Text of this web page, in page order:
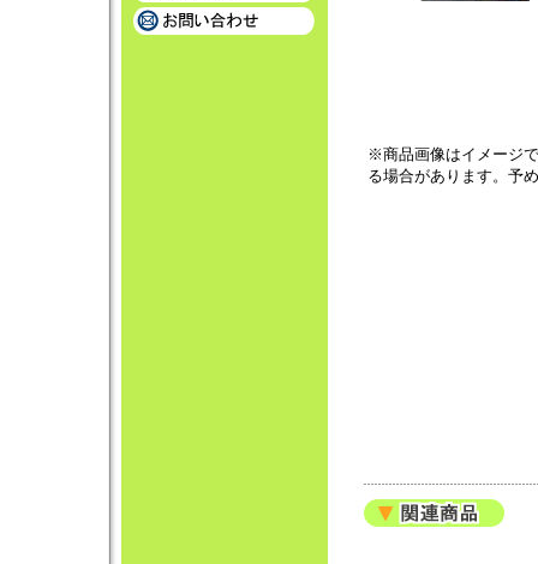
※商品画像はイメージ
る場合があります。予